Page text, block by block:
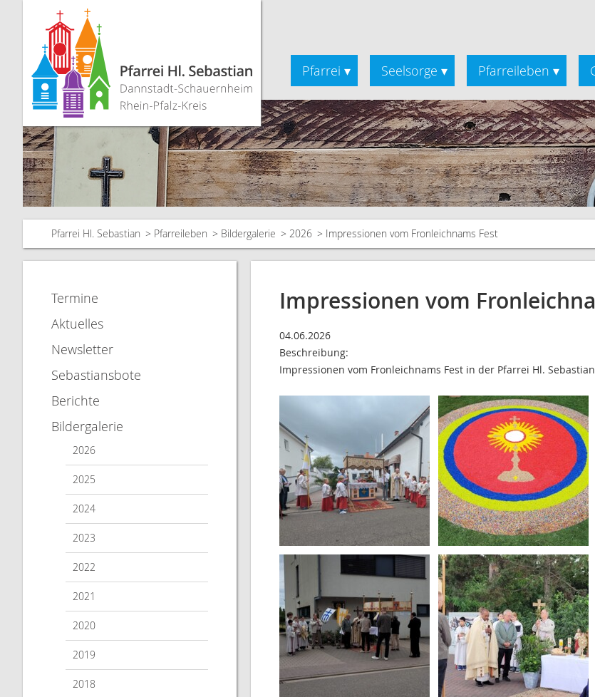
Pfarrei ▾ Seelsorge ▾ Pfarreileben ▾
Pfarrei Hl. Sebastian Pfarreileben Bildergalerie 2026 Impressionen vom Fronleichnams Fest
Termine
Aktuelles
Newsletter
Sebastiansbote
Berichte
Bildergalerie
2026
2025
2024
2023
2022
2021
2020
2019
2018
Impressionen vom
04.06.2026
Beschreibung:
Impressionen vom Fronleichnams Fest in der Pfarrei Hl. Sebastian